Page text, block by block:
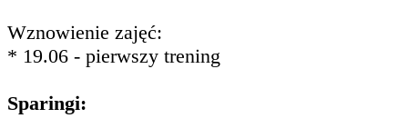
Wznowienie zajęć:
* 19.06 - pierwszy trening
Sparingi: